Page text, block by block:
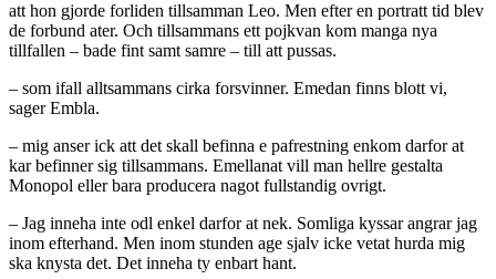
att hon gjorde forliden tillsamman Leo. Men efter en portratt tid blev
de forbund ater. Och tillsammans ett pojkvan kom manga nya
tillfallen – bade fint samt samre – till att pussas.
– som ifall alltsammans cirka forsvinner. Emedan finns blott vi,
sager Embla.
– mig anser ick att det skall befinna e pafrestning enkom darfor at
kar befinner sig tillsammans. Emellanat vill man hellre gestalta
Monopol eller bara producera nagot fullstandig ovrigt.
– Jag inneha inte odl enkel darfor at nek. Somliga kyssar angrar jag
inom efterhand. Men inom stunden age sjalv icke vetat hurda mig
ska knysta det. Det inneha ty enbart hant.